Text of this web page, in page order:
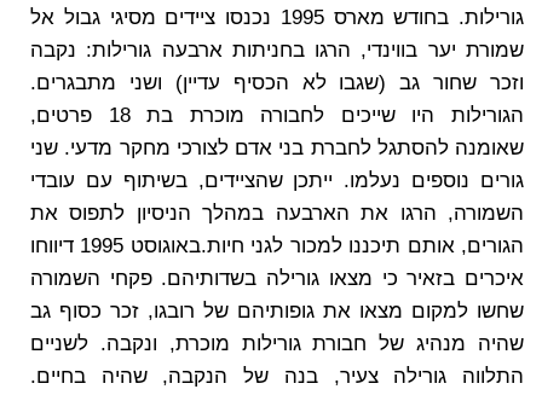
גורילות. בחודש מארס 1995 נכנסו ציידים מסיגי גבול אל
שמורת יער בווינדי, הרגו בחניתות ארבעה גורילות: נקבה
וזכר שחור גב (שגבו לא הכסיף עדיין) ושני מתבגרים.
הגורילות היו שייכים לחבורה מוכרת בת 18 פרטים,
שאומנה להסתגל לחברת בני אדם לצורכי מחקר מדעי. שני
גורים נוספים נעלמו. ייתכן שהציידים, בשיתוף עם עובדי
השמורה, הרגו את הארבעה במהלך הניסיון לתפוס את
הגורים, אותם תיכננו למכור לגני חיות.באוגוסט 1995 דיווחו
איכרים בזאיר כי מצאו גורילה בשדותיהם. פקחי השמורה
שחשו למקום מצאו את גופותיהם של רובגו, זכר כסוף גב
שהיה מנהיג של חבורת גורילות מוכרת, ונקבה. לשניים
התלווה גורילה צעיר, בנה של הנקבה, שהיה בחיים.